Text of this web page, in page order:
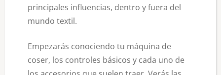
principales influencias, dentro y fuera del
mundo textil.
Empezarás conociendo tu máquina de
coser, los controles básicos y cada uno de